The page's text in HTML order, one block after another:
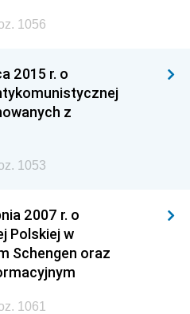
1056
2015 r. o
z
1053
2007 r. o
Polskiej w
Schengen oraz
1061